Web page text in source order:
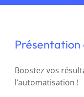
Boostez vos
l’automatisation !